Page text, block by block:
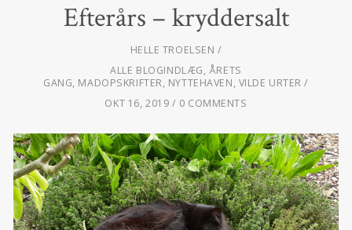
Efterårs – kryddersalt
HELLE TROELSEN
ALLE BLOGINDLÆG, ÅRETS
GANG, MADOPSKRIFTER, NYTTEHAVEN, VILDE URTER
OKT 16, 2019
0 COMMENTS